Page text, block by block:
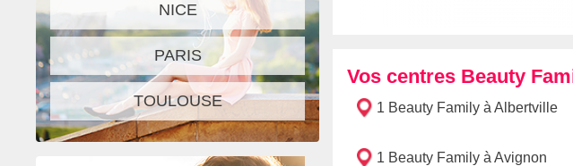
NICE
PARIS
TOULOUSE
Vos centres Beauty
1 Beauty Family à Albertville
1 Beauty Family à Avignon